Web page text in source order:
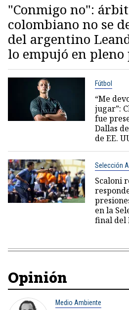
"Conmigo no":
colombiano no se
del argentino
lo empujó en
Fútbol
“Me
jugar”:
fue
Dallas
de EE.
Selección
Scaloni
en la
final del
Opinión
Medio Ambiente